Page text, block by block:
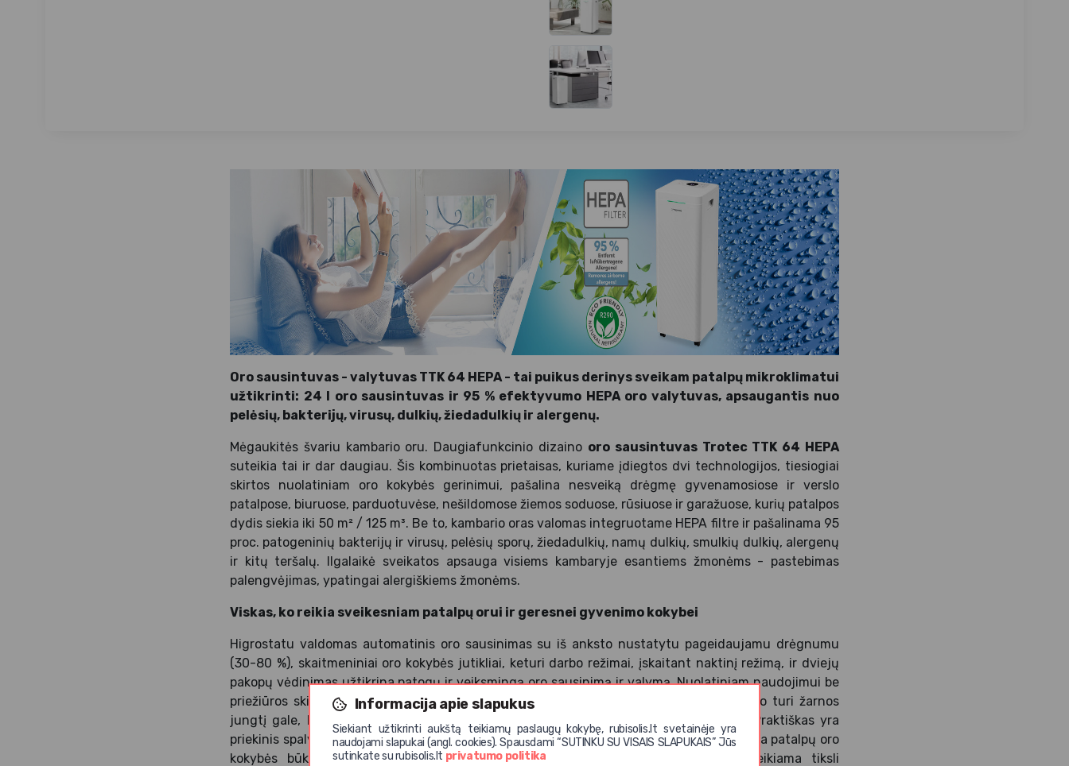
Informacija apie slapukus
Siekiant užtikrinti aukštą teikiamų paslaugų kokybę, rubisolis.lt svetainėje yra
naudojami slapukai (angl. cookies). Spausdami “SUTINKU SU VISAIS SLAPUKAIS” Jūs
sutinkate su rubisolis.lt privatumo politika
Oro sausintuvas - valytuvas TTK 64 HEPA - tai puikus derinys sveikam patalpų mikroklimatui
užtikrinti: 24 l oro sausintuvas ir 95 % efektyvumo HEPA oro valytuvas, apsaugantis nuo
pelėsių, bakterijų, virusų, dulkių, žiedadulkių ir alergenų.
Mėgaukitės švariu kambario oru. Daugiafunkcinio dizaino oro sausintuvas Trotec TTK 64 HEPA
suteikia tai ir dar daugiau. Šis kombinuotas prietaisas, kuriame įdiegtos dvi technologijos, tiesiogiai
skirtos nuolatiniam oro kokybės gerinimui, pašalina nesveiką drėgmę gyvenamosiose ir verslo
patalpose, biuruose, parduotuvėse, nešildomose žiemos soduose, rūsiuose ir garažuose, kurių patalpos
dydis siekia iki 50 m² / 125 m³. Be to, kambario oras valomas integruotame HEPA filtre ir pašalinama 95
proc. patogeninių bakterijų ir virusų, pelėsių sporų, žiedadulkių, namų dulkių, smulkių dulkių, alergenų
ir kitų teršalų. Ilgalaikė sveikatos apsauga visiems kambaryje esantiems žmonėms - pastebimas
palengvėjimas, ypatingai alergiškiems žmonėms.
Viskas, ko reikia sveikesniam patalpų orui ir geresnei gyvenimo kokybei
Higrostatu valdomas automatinis oro sausinimas su iš anksto nustatytu pageidaujamu drėgnumu
(30-80 %), skaitmeniniai oro kokybės jutikliai, keturi darbo režimai, įskaitant naktinį režimą, ir dviejų
pakopų vėdinimas užtikrina patogų ir veiksmingą oro sausinimą ir valymą. Nuolatiniam naudojimui be
priežiūros skirtasoro sausintuvas Trotec TTK 64 HEPA
su apsauga nuo perpildymo turi žarnos
jungtį gale, kad iš oro ištrauktą kondensatą būtų galima lengvai išleisti per žarną. Praktiškas yra
priekinis spalvotas LED ekranas, kuriame trimis spalvomis (mėlyna, žalia, raudona) rodoma patalpų oro
kokybės būklė. LED ekrane esančiame šviečiančiame segmentiniame ekrane pateikiama tiksli